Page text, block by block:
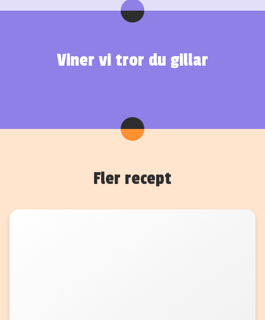
Viner vi tror du gillar
Fler recept